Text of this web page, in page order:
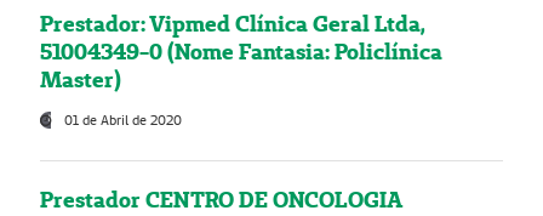
Prestador: Vipmed Clínica Geral Ltda,
51004349-0 (Nome Fantasia: Policlínica
Master)
01 de Abril de 2020
Prestador CENTRO DE ONCOLOGIA